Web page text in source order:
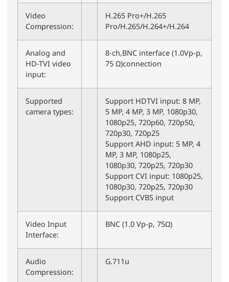
Video
Compression:
H.265 Pro+/H.265
Pro/H.265/H.264+/H.264
Analog and
HD-TVI video
input:
8-ch,BNC interface (1.0Vp-p,
75 Ω)connection
Supported
camera types:
Support HDTVI input: 8 MP,
5 MP, 4 MP, 3 MP, 1080p30,
1080p25, 720p60, 720p50,
720p30, 720p25
Support AHD input: 5 MP, 4
MP, 3 MP, 1080p25,
1080p30, 720p25, 720p30
Support CVI input: 1080p25,
1080p30, 720p25, 720p30
Support CVBS input
Video Input
Interface:
BNC (1.0 Vp-p, 75Ω)
Audio
Compression:
G.711u